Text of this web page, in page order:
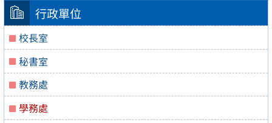
行政單位
校長室
秘書室
教務處
學務處